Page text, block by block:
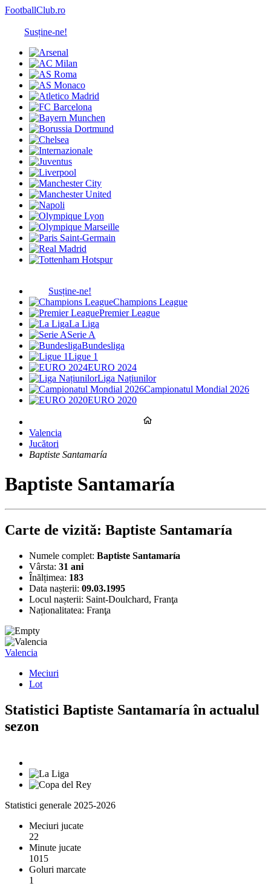
FootballClub.ro
Susține-ne!
Susține-ne!
Champions League
Premier League
La Liga
Serie A
Bundesliga
Ligue 1
EURO 2024
Liga Națiunilor
Campionatul Mondial 2026
EURO 2020
Valencia
Jucători
Baptiste Santamaría
Baptiste Santamaría
Carte de vizită: Baptiste Santamaría
Numele complet: Baptiste Santamaría
Vârsta: 31 ani
Înălțimea: 183
Data nașterii: 09.03.1995
Locul nașterii: Saint-Doulchard, Franţa
Naționalitatea: Franţa
Valencia
Meciuri
Lot
Statistici Baptiste Santamaría în actualul
sezon
Statistici generale 2025-2026
Meciuri jucate
22
Minute jucate
1015
Goluri marcate
1